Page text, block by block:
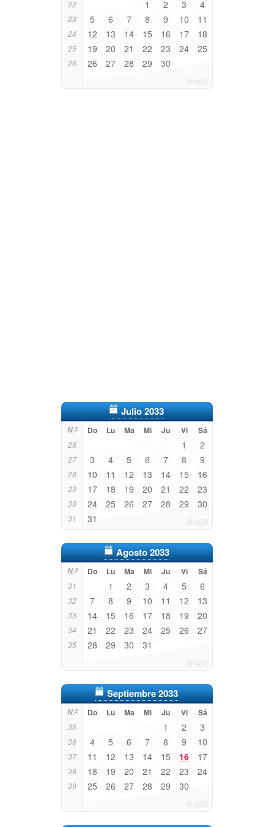
22 1 2 3 4
23 5 6 7 8 9 10 11
24 12 13 14 15 16 17 18
25 19 20 21 22 23 24 25
26 26 27 28 29 30
Julio 2033
N.º Do Lu Ma Mi Ju Vi Sá
26 1 2
27 3 4 5 6 7 8 9
28 10 11 12 13 14 15 16
29 17 18 19 20 21 22 23
30 24 25 26 27 28 29 30
31 31
Agosto 2033
N.º Do Lu Ma Mi Ju Vi Sá
31 1 2 3 4 5 6
32 7 8 9 10 11 12 13
33 14 15 16 17 18 19 20
34 21 22 23 24 25 26 27
35 28 29 30 31
Septiembre 2033
N.º Do Lu Ma Mi Ju Vi Sá
35 1 2 3
36 4 5 6 7 8 9 10
37 11 12 13 14 15 16 17
38 18 19 20 21 22 23 24
39 25 26 27 28 29 30